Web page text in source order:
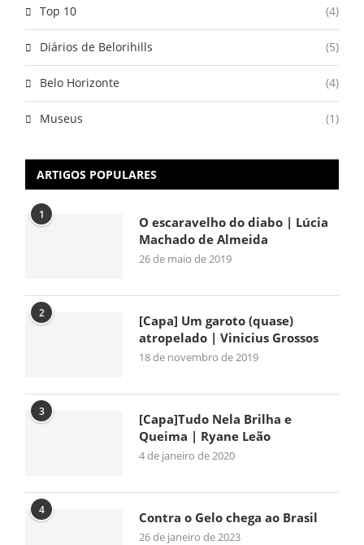
Top 10 (4)
Diários de Belorihills (5)
Belo Horizonte (4)
Museus (1)
ARTIGOS POPULARES
1
O escaravelho do diabo | Lúcia
Machado de Almeida
26 de maio de 2019
2
[Capa] Um garoto (quase)
atropelado | Vinicius Grossos
18 de novembro de 2019
3
[Capa]Tudo Nela Brilha e
Queima | Ryane Leão
4 de janeiro de 2020
4 Contra o Gelo chega ao Brasil
26 de janeiro de 2023